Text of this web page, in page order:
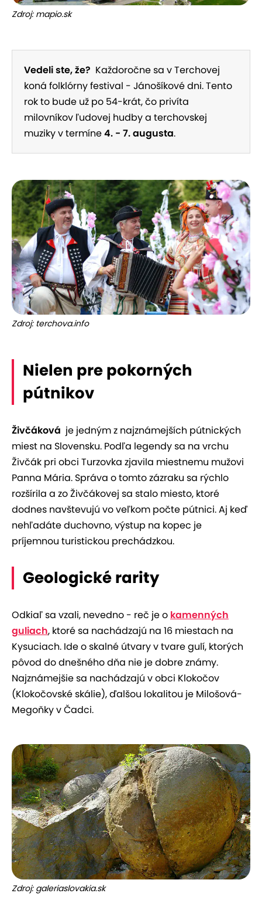
Zdroj: mapio.sk
Vedeli ste, že? Každoročne sa v Terchovej
koná folklórny festival - Jánošíkové dni. Tento
rok to bude už po 54-krát, čo privíta
milovníkov ľudovej hudby a terchovskej
muziky v termíne4. - 7. augusta.
Zdroj: terchova.info
Nielen pre pokorných
pútnikov
Živčáková je jedným z najznámejších pútnických
miest na Slovensku. Podľa legendy sa na vrchu
Živčák pri obci Turzovka zjavila miestnemu mužovi
Panna Mária. Správa o tomto zázraku sa rýchlo
rozšírila a zo Živčákovej sa stalo miesto, ktoré
dodnes navštevujú vo veľkom počte pútnici. Aj keď
nehľadáte duchovno, výstup na kopec je
príjemnou turistickou prechádzkou.
Geologické rarity
Odkiaľ sa vzali, nevedno - reč je o kamenných
guliach, ktoré sa nachádzajú na 16 miestach na
Kysuciach. Ide o skalné útvary v tvare gulí, ktorých
pôvod do dnešného dňa nie je dobre známy.
Najznámejšie sa nachádzajú v obci Klokočov
(Klokočovské skálie), ďalšou lokalitou je Milošová-
Megoňky v Čadci.
Zdroj: galeriaslovakia.sk